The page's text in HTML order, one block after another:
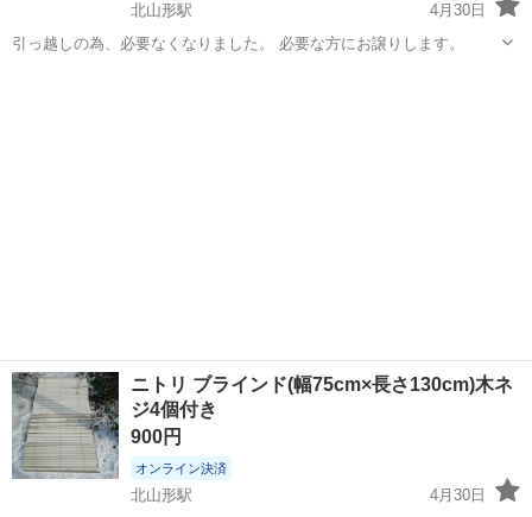
北山形駅
4月30日
引っ越しの為、必要なくなりました。 必要な方にお譲りします。
ニトリ ブラインド(幅75cm×長さ130cm)木ネ
ジ4個付き
900円
オンライン決済
北山形駅
4月30日